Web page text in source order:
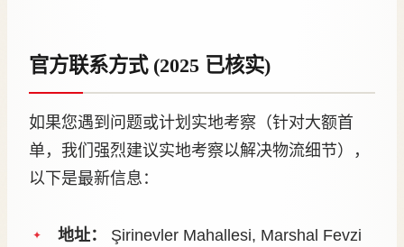
官方联系方式 (2025 已核实)
如果您遇到问题或计划实地考察（针对大额首
单，我们强烈建议实地考察以解决物流细节），
以下是最新信息：
地址：
Şirinevler Mahallesi, Marshal Fevzi